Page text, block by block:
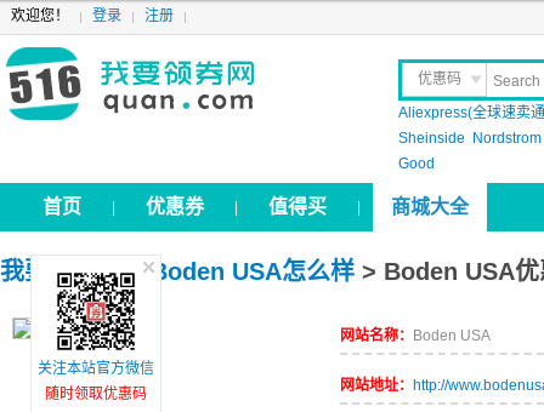
欢迎您！ 登录 注册
优惠码
晒 单
Aliexpress(全球速卖
Sheinside
Good
首页 优惠券 值得买 商城大全
我要领券网>Boden USA怎么样 > Boden USA优
网站名称： Boden USA
网站地址： http://
关注本站官方微信
随时领取优惠码